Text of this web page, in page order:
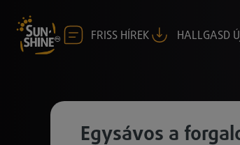
FRISS HÍREK HALLGASD
Egysávos a